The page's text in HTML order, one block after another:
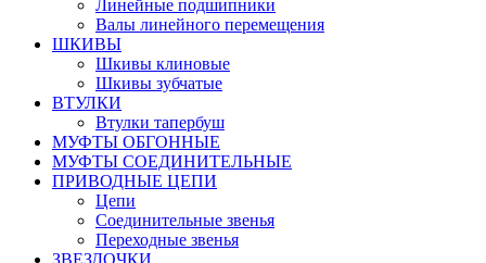
Линейные подшипники
Валы линейного перемещения
ШКИВЫ
Шкивы клиновые
Шкивы зубчатые
ВТУЛКИ
Втулки тапербуш
МУФТЫ ОБГОННЫЕ
МУФТЫ СОЕДИНИТЕЛЬНЫЕ
ПРИВОДНЫЕ ЦЕПИ
Цепи
Соединительные звенья
Переходные звенья
ЗВЕЗДОЧКИ